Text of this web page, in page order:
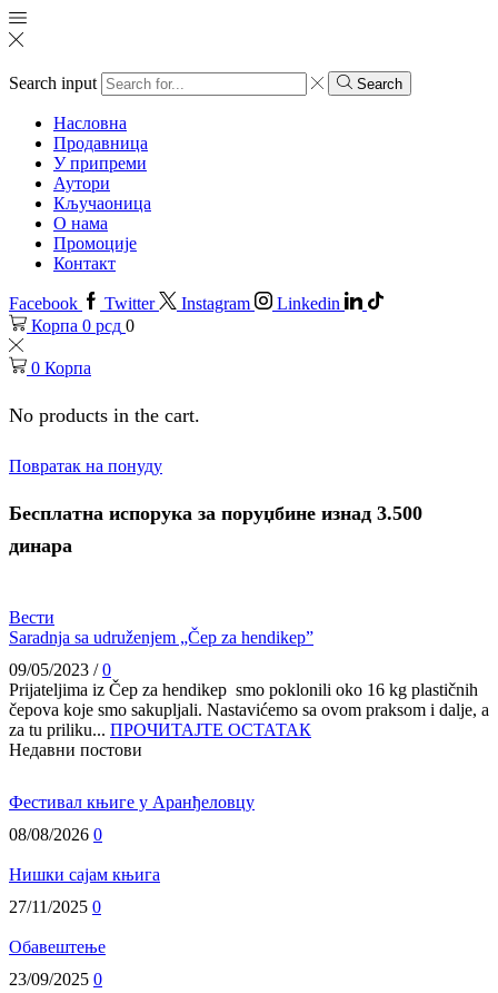
Search input Search
Насловна
Продавница
У припреми
Аутори
Кључаоница
О нама
Промоције
Контакт
Facebook Twitter Instagram
Linkedin
Корпа 0 рсд 0
0 Корпа
No products in the cart.
Повратак на понуду
Бесплатна испорука за поруџбине изнад 3.500
динара
Вести
Saradnja sa udruženjem „Čep za hendikep”
09/05/2023 / 0
Prijateljima iz Čep za hendikep smo poklonili oko 16 kg plastičnih
čepova koje smo sakupljali. Nastavićemo sa ovom praksom i dalje, a
za tu priliku... ПРОЧИТАЈТЕ ОСТАТАК
Недавни постови
Фестивал књиге у Аранђеловцу
08/08/2026 0
Нишки сајам књига
27/11/2025 0
Обавештење
23/09/2025 0